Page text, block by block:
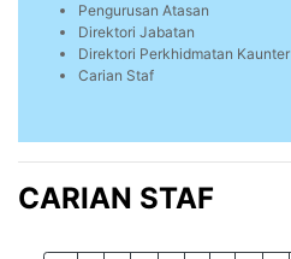
Pengurusan Atasan
Direktori Jabatan
Direktori Perkhidmatan Kaunter
Carian Staf
CARIAN STAF